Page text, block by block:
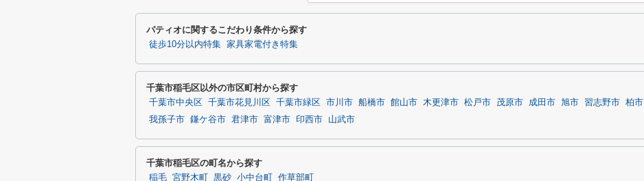
パティオに関するこだわり条件から探す
徒歩10分以内特集 家具家電付き特集
千葉市稲毛区以外の市区町村から探す
千葉市中央区 千葉市花見川区 千葉市緑区 市川市 船橋市 館山市 木更津市 松戸市 茂原市 成田市 旭市 習志野市 柏市
我孫子市 鎌ケ谷市 君津市 富津市 印西市 山武市
千葉市稲毛区の町名から探す
稲毛 宮野木町 黒砂 小中台町 作草部町